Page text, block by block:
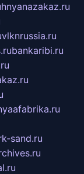
vlknrussia.ru
bankaribi.ru
sand.ru